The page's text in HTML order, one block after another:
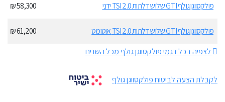
פולקסווגן גולף GTI שלוש דלתות 2.0 TSI ידני
58,300 ₪
פולקסווגן גולף GTI שלוש דלתות 2.0 TSI אוטומט
61,200 ₪
לצפיה בכל דגמי פולקסווגן גולף מכל השנים
לקבלת הצעה לביטוח פולקסווגן גולף